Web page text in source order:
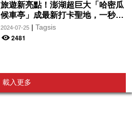
旅遊新亮點！澎湖超巨大「哈密瓜
候車亭」成最新打卡聖地，一秒走
入童話故事中♡
2024-07-25| Tagsis
2481
載入更多